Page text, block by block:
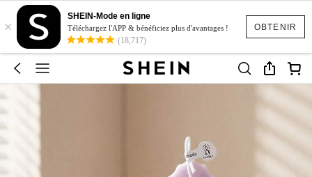
OBTENIR
×
SHEIN-Mode en ligne
Téléchargez l'APP & bénéficiez plus d'avantages !
(18,717)